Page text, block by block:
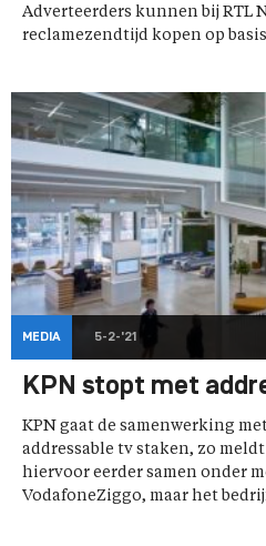
Adverteerders kunnen bij RTL
reclamezendtijd kopen op
MEDIA 5-2-'21
KPN stopt met
KPN gaat de samenwerking
addressable tv staken, zo
hiervoor eerder samen onder
VodafoneZiggo, maar het